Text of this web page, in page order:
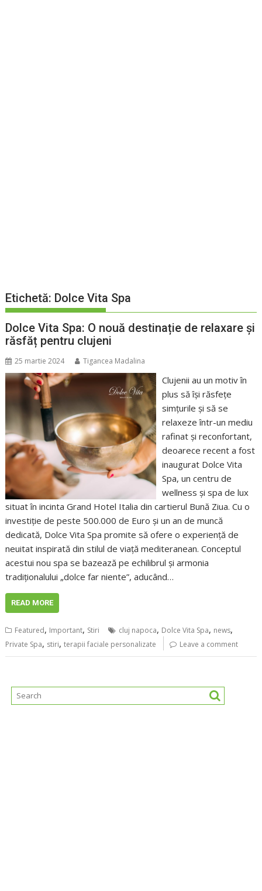
Etichetă: Dolce Vita Spa
Dolce Vita Spa: O nouă destinație de relaxare și
răsfăț pentru clujeni
25 martie 2024 Tigancea Madalina
Clujenii au un motiv în
plus să își răsfețe
simțurile și să se
relaxeze într-un mediu
rafinat și reconfortant,
deoarece recent a fost
inaugurat Dolce Vita
Spa, un centru de
wellness și spa de lux
situat în incinta Grand Hotel Italia din cartierul Bună Ziua. Cu o
investiție de peste 500.000 de Euro și un an de muncă
dedicată, Dolce Vita Spa promite să ofere o experiență de
neuitat inspirată din stilul de viață mediteranean. Conceptul
acestui nou spa se bazează pe echilibrul și armonia
tradiționalului „dolce far niente”, aducând…
READ MORE
Featured, Important, Stiri cluj napoca, Dolce Vita Spa, news,
Private Spa, stiri,terapii faciale personalizate Leave a comment